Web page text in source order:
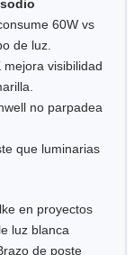
60W vs
de luz.
visibilidad
no parpadea
que luminarias
en proyectos
luz blanca
de poste